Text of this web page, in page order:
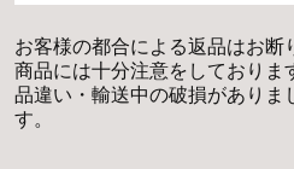
お客様の都合による返品はお断
商品には十分注意をしておりま
品違い・輸送中の破損がありま
す。